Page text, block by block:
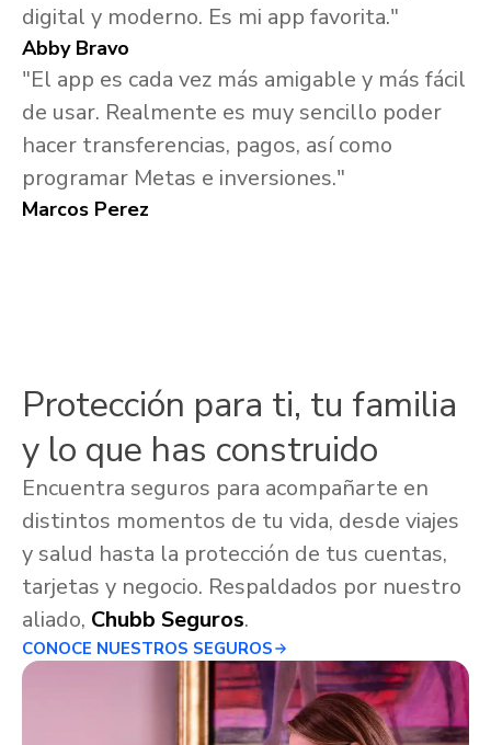
digital y moderno. Es mi app favorita."
Abby Bravo
"El app es cada vez más amigable y más fácil
de usar. Realmente es muy sencillo poder
hacer transferencias, pagos, así como
programar Metas e inversiones."
Marcos Perez
Protección para ti, tu familia
y lo que has construido
Encuentra seguros para acompañarte en
distintos momentos de tu vida, desde viajes
y salud hasta la protección de tus cuentas,
tarjetas y negocio. Respaldados por nuestro
aliado, Chubb Seguros.
CONOCE NUESTROS SEGUROS